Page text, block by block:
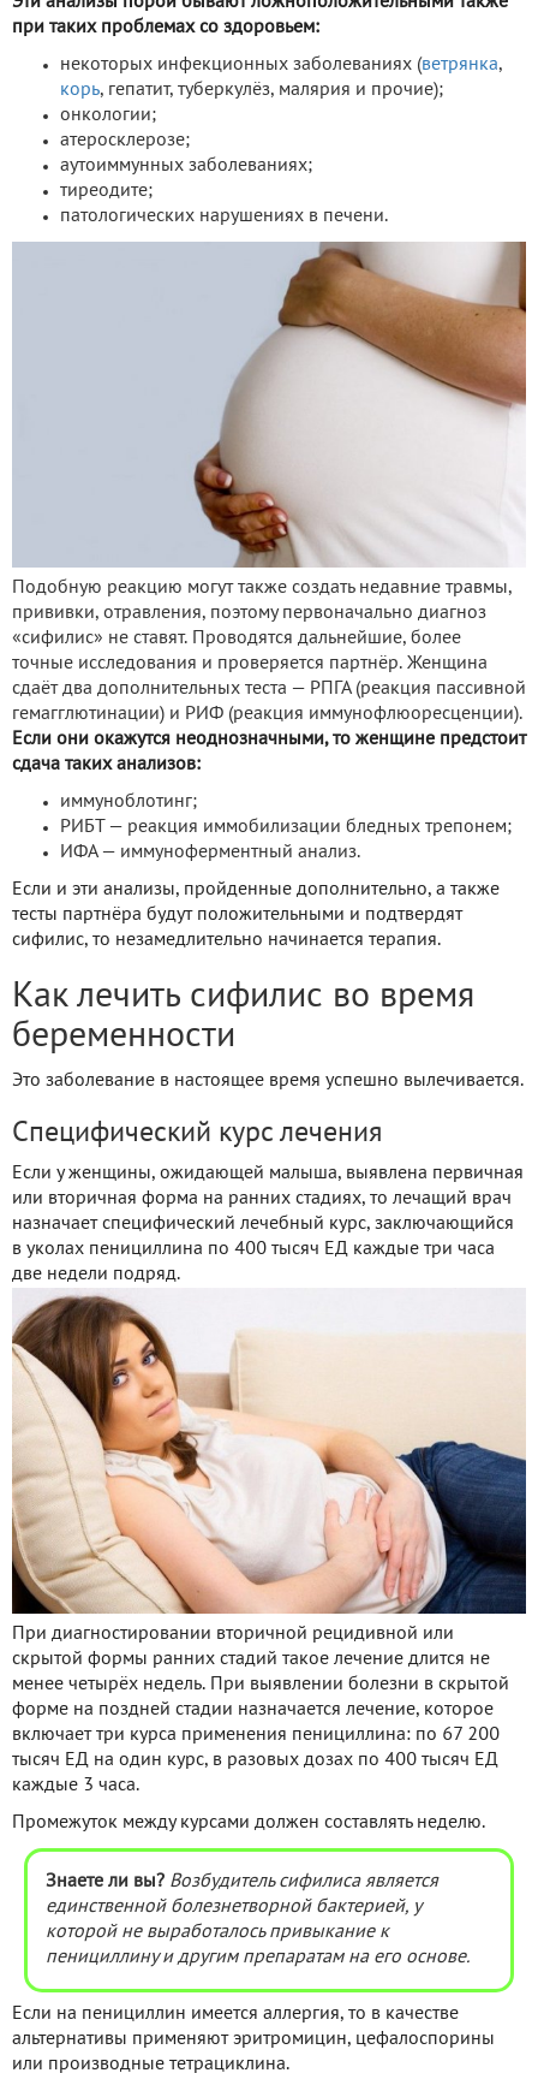
при таких проблемах со здоровьем:
некоторых инфекционных заболеваниях (ветрянка,
корь, гепатит, туберкулёз, малярия и прочие);
онкологии;
атеросклерозе;
аутоиммунных заболеваниях;
тиреодите;
патологических нарушениях в печени.
Подобную реакцию могут также создать недавние травмы,
прививки, отравления, поэтому первоначально диагноз
«сифилис» не ставят. Проводятся дальнейшие, более
точные исследования и проверяется партнёр. Женщина
сдаёт два дополнительных теста — РПГА (реакция пассивной
гемагглютинации) и РИФ (реакция иммунофлюоресценции).
Если они окажутся неоднозначными, то женщине предстоит
сдача таких анализов:
иммуноблотинг;
РИБТ — реакция иммобилизации бледных трепонем;
ИФА — иммуноферментный анализ.
Если и эти анализы, пройденные дополнительно, а также
тесты партнёра будут положительными и подтвердят
сифилис, то незамедлительно начинается терапия.
Как лечить сифилис во время
беременности
Это заболевание в настоящее время успешно вылечивается.
Специфический курс лечения
Если у женщины, ожидающей малыша, выявлена первичная
или вторичная форма на ранних стадиях, то лечащий врач
назначает специфический лечебный курс, заключающийся
в уколах пенициллина по 400 тысяч ЕД каждые три часа
две недели подряд.
При диагностировании вторичной рецидивной или
скрытой формы ранних стадий такое лечение длится не
менее четырёх недель. При выявлении болезни в скрытой
форме на поздней стадии назначается лечение, которое
включает три курса применения пенициллина: по 67 200
тысяч ЕД на один курс, в разовых дозах по 400 тысяч ЕД
каждые 3 часа.
Промежуток между курсами должен составлять неделю.
Знаете ли вы? Возбудитель сифилиса является
единственной болезнетворной бактерией, у
которой не выработалось привыкание к
пенициллину и другим препаратам на его основе.
Если на пенициллин имеется аллергия, то в качестве
альтернативы применяют эритромицин, цефалоспорины
или производные тетрациклина.